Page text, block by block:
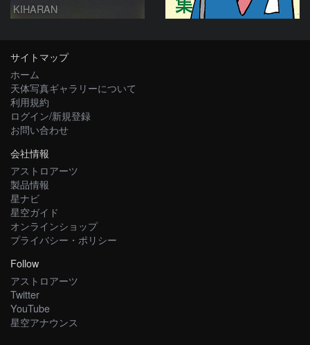
KIHARAN
サイトマップ
ホーム
天体写真ギャラリーについて
利用規約
ログイン/新規登録
お問い合わせ
会社情報
アストロアーツ
製品情報
星ナビ
星空ガイド
オンラインショップ
プライバシー・ポリシー
Follow
アストロアーツ
Twitter
YouTube
星空アナウンス